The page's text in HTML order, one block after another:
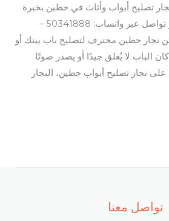
تصليح أبواب وأثاث في حطين بخبرة
اتصل الآن أو تواصل عبر واتساب: 50341888 –
عن نجار حطين محترف لتصليح باب بيتك أو
الباب لا يُغلق جيدًا أو يصدر صوتًا
على نجار تصليح أبواب حطين، النجار
تواصل معنا